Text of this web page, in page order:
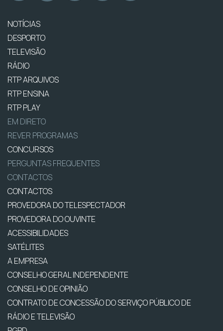
NOTÍCIAS
DESPORTO
TELEVISÃO
RÁDIO
RTP ARQUIVOS
RTP ENSINA
RTP PLAY
EM DIRETO
REVER PROGRAMAS
CONCURSOS
PERGUNTAS FREQUENTES
CONTACTOS
CONTACTOS
PROVEDORA DO TELESPECTADOR
PROVEDORA DO OUVINTE
ACESSIBILIDADES
SATÉLITES
A EMPRESA
CONSELHO GERAL INDEPENDENTE
CONSELHO DE OPINIÃO
CONTRATO DE CONCESSÃO DO SERVIÇO PÚBLICO DE
RÁDIO E TELEVISÃO